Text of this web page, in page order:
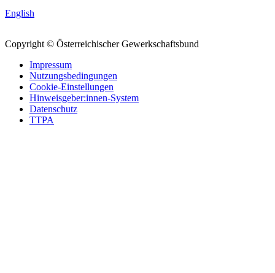
English
Copyright © Österreichischer Gewerkschaftsbund
Impressum
Nutzungsbedingungen
Cookie-Einstellungen
Hinweisgeber:innen-System
Datenschutz
TTPA